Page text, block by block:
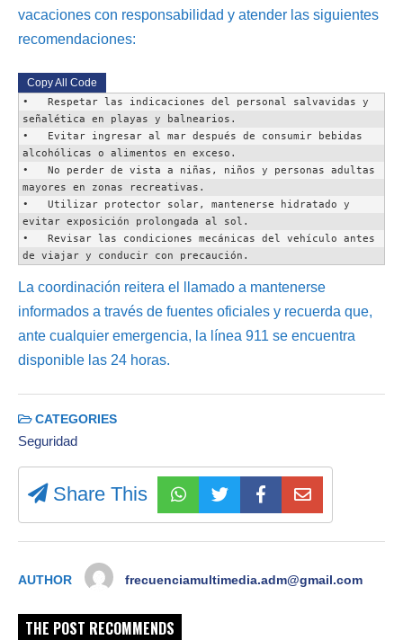
vacaciones con responsabilidad y atender las siguientes
recomendaciones:
Copy All Code
•   Respetar las indicaciones del personal salvavidas y
señalética en playas y balnearios.
•   Evitar ingresar al mar después de consumir bebidas
alcohólicas o alimentos en exceso.
•   No perder de vista a niñas, niños y personas adultas
mayores en zonas recreativas.
•   Utilizar protector solar, mantenerse hidratado y
evitar exposición prolongada al sol.
•   Revisar las condiciones mecánicas del vehículo antes
de viajar y conducir con precaución.
La coordinación reitera el llamado a mantenerse
informados a través de fuentes oficiales y recuerda que,
ante cualquier emergencia, la línea 911 se encuentra
disponible las 24 horas.
CATEGORIES
Seguridad
Share This
AUTHOR frecuenciamultimedia.adm@gmail.com
THE POST RECOMMENDS